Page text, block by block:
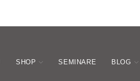
SHOP SEMINARE BLOG